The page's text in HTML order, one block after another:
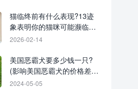
猫临终前有什么表现?13迹
象表明你的猫咪可能濒临死
亡
2026-02-14
美国恶霸犬要多少钱一只?
(影响美国恶霸犬的价格差异
及原因)
2024-05-05